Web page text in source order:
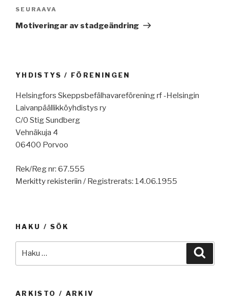
Seuraava
artikkeli
SEURAAVA
Motiveringar av stadgeändring
YHDISTYS / FÖRENINGEN
Helsingfors Skeppsbefälhavareförening rf -Helsingin
Laivanpäällikköyhdistys ry
C/0 Stig Sundberg
Vehnäkuja 4
06400 Porvoo
Rek/Reg nr: 67.555
Merkitty rekisteriin / Registrerats: 14.06.1955
HAKU / SÖK
ARKISTO / ARKIV